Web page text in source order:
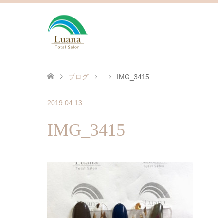
ブログ IMG_3415
2019.04.13
IMG_3415